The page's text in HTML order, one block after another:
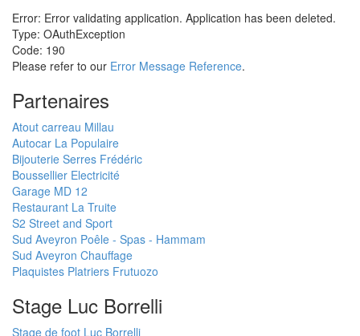
Error: Error validating application. Application has been deleted.
Type: OAuthException
Code: 190
Please refer to our Error Message Reference.
Partenaires
Atout carreau Millau
Autocar La Populaire
Bijouterie Serres Frédéric
Boussellier Electricité
Garage MD 12
Restaurant La Truite
S2 Street and Sport
Sud Aveyron Poêle - Spas - Hammam
Sud Aveyron Chauffage
Plaquistes Platriers Frutuozo
Stage Luc Borrelli
Stage de foot Luc Borrelli